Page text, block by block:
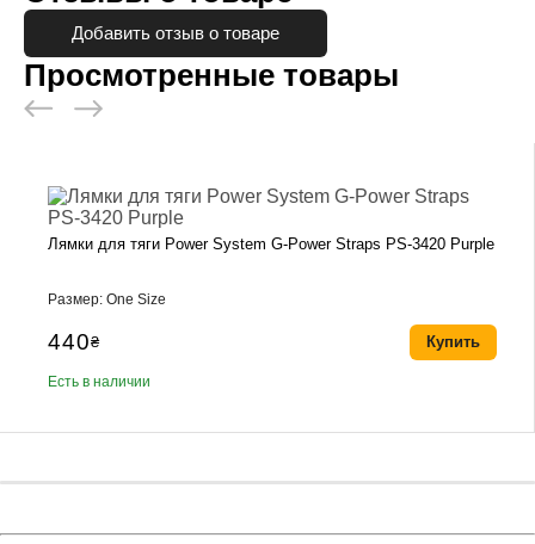
Добавить отзыв о товаре
Просмотренные товары
Лямки для тяги Power System G-Power Straps PS-3420 Purple
Размер: One Size
440₴
Есть в наличии
Купить